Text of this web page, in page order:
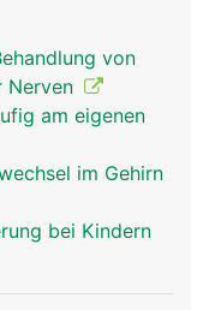
von
Nerven
am eigenen
im Gehirn
bei Kindern